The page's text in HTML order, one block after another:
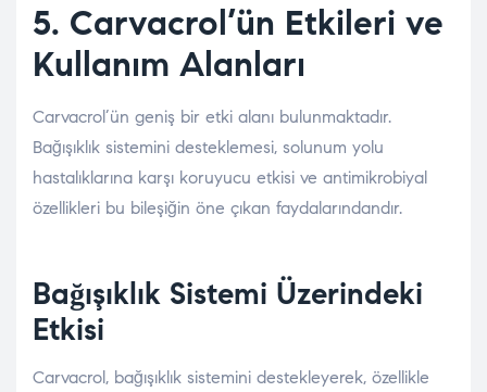
5. Carvacrol’ün Etkileri ve
Kullanım Alanları
Carvacrol’ün geniş bir etki alanı bulunmaktadır.
Bağışıklık sistemini desteklemesi, solunum yolu
hastalıklarına karşı koruyucu etkisi ve antimikrobiyal
özellikleri bu bileşiğin öne çıkan faydalarındandır.
Bağışıklık Sistemi Üzerindeki
Etkisi
Carvacrol, bağışıklık sistemini destekleyerek, özellikle